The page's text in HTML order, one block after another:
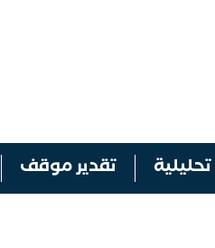
تقدير موقف